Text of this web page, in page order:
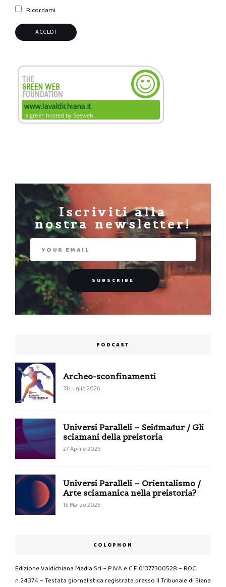
Ricordami
Iscriviti alla
nostra newsletter!
PODCAST
Archeo-sconfinamenti
31 Luglio 2026
Universi Paralleli – Seiđmađur / Gli
sciamani della preistoria
27 Aprile 2026
Universi Paralleli – Orientalismo /
Arte sciamanica nella preistoria?
16 Marzo 2026
COLOPHON
Edizione Valdichiana Media Srl – P.IVA e C.F. 01377300528 – ROC
n.24374 – Testata giornalistica registrata presso il Tribunale di Siena